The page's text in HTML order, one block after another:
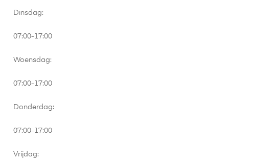
Dinsdag:
07:00-17:00
Woensdag:
07:00-17:00
Donderdag:
07:00-17:00
Vrijdag: